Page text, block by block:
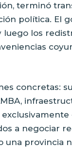
terminó
política. El
luego los
concretas:
a negociar
una provincia